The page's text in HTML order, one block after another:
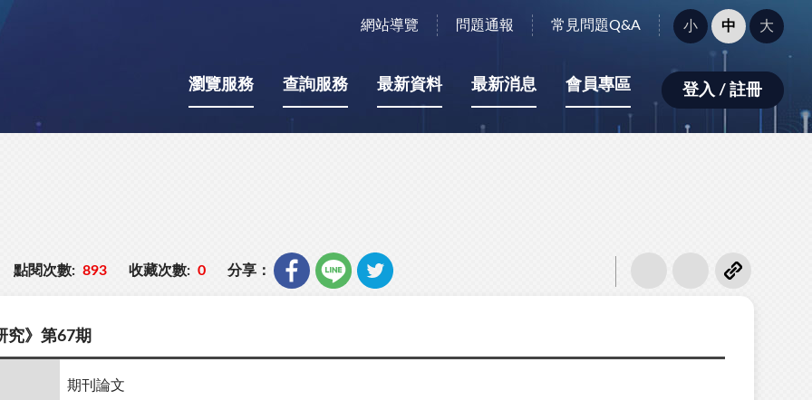
網站導覽 問題通報 常見問題Q&A
字
型
小：
小 中 大
瀏覽服務 查詢服務 最新資料 最新消息 會員專區 登入 / 註冊
點閱次數: 893 收藏次數: 0 分享：
究》第67期
期刊論文